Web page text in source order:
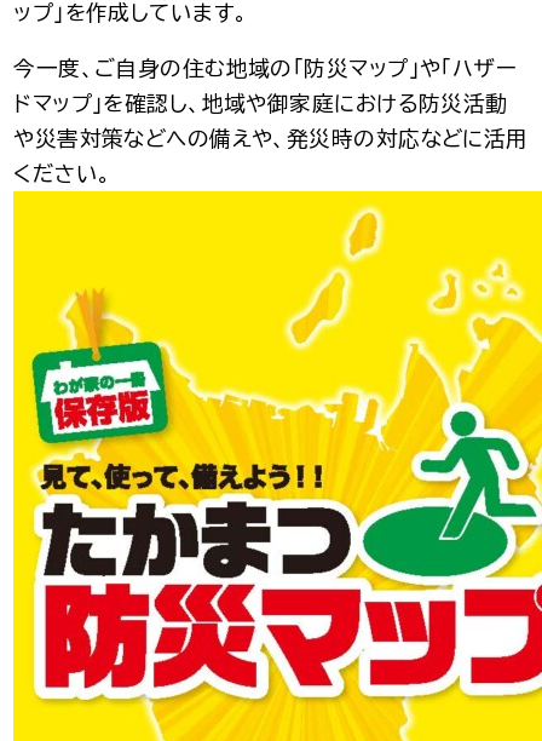
ップ」を作成しています。
今一度、ご自身の住む地域の「防災マップ」や「ハザー
ドマップ」を確認し、地域や御家庭における防災活動
や災害対策などへの備えや、発災時の対応などに活用
ください。